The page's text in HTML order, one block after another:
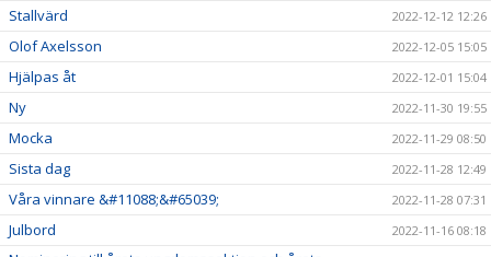
Stallvärd 2022-12-12 12:26
Olof Axelsson 2022-12-05 15:05
Hjälpas åt 2022-12-01 15:04
Ny 2022-11-30 19:55
Mocka 2022-11-29 08:50
Sista dag 2022-11-28 12:49
Våra vinnare &#11088;&#65039; 2022-11-28 07:31
Julbord 2022-11-16 08:18